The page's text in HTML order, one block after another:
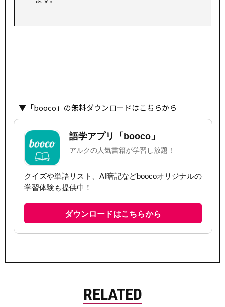
▼「booco」の無料ダウンロードはこちらから
RELATED